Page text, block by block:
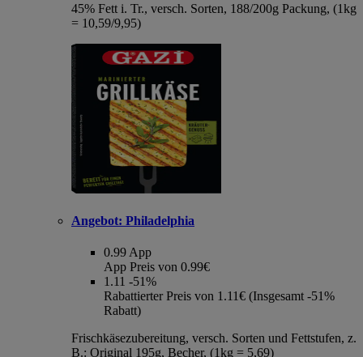
45% Fett i. Tr., versch. Sorten, 188/200g Packung, (1kg
= 10,59/9,95)
Angebot: Philadelphia
0.99 App
App Preis von 0.99€
1.11 -51%
Rabattierter Preis von 1.11€ (Insgesamt -51%
Rabatt)
Frischkäsezubereitung, versch. Sorten und Fettstufen, z.
B.: Original 195g, Becher, (1kg = 5,69)